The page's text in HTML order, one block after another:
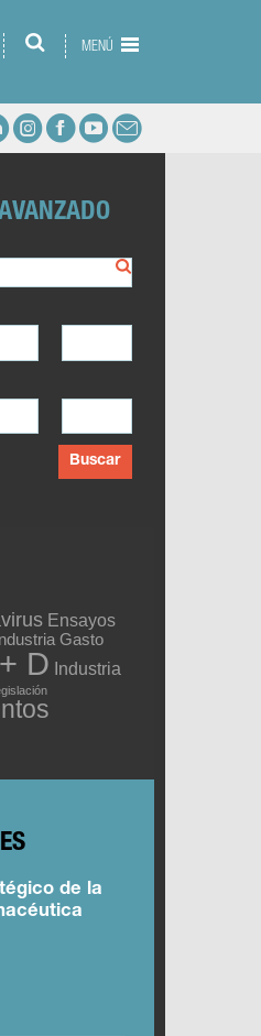
MENÚ
Buscar
Ensayos
Gasto
D Industria
de la